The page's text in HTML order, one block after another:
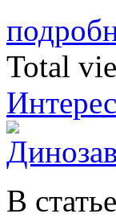
Total
В